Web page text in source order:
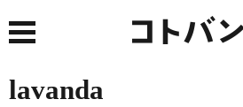
lavanda